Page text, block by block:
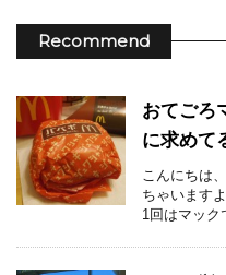
Recommend
おてごろ
に求めて
こんにちは
ちゃいます
1回はマック